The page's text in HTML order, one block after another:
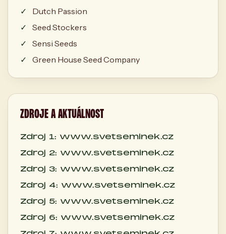
Dutch Passion
Seed Stockers
Sensi Seeds
Green House Seed Company
ZDROJE A AKTUÁLNOST
Zdroj 1: www.svetseminek.cz
Zdroj 2: www.svetseminek.cz
Zdroj 3: www.svetseminek.cz
Zdroj 4: www.svetseminek.cz
Zdroj 5: www.svetseminek.cz
Zdroj 6: www.svetseminek.cz